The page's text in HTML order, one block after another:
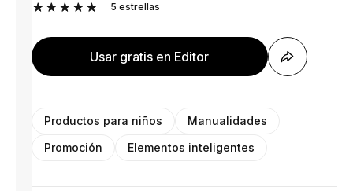
5 estrellas
Usar gratis en Editor
Productos para niños
Manualidades
Promoción
Elementos inteligentes